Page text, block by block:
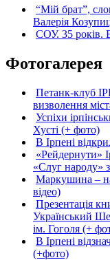
“Мій брат”,
Валерія
СОУ. 35 років.
Фотогалерея
Петанк-клуб
визволення
Успіхи
Хусті (+ фото)
В Ірпені
«Рейдернути»
«Слуг народу»
Маркушина –
відео)
Презентація
Український
ім. Гоголя (+
В Ірпені
(+фото)